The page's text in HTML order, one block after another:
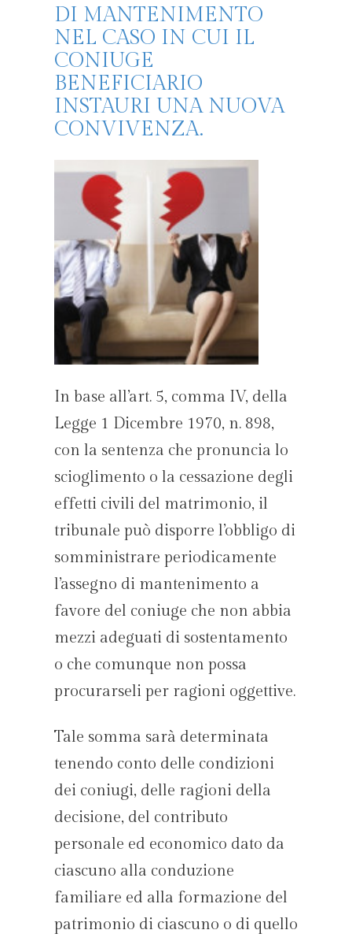
DI MANTENIMENTO
NEL CASO IN CUI IL
CONIUGE
BENEFICIARIO
INSTAURI UNA NUOVA
CONVIVENZA.
In base all’art. 5, comma IV, della
Legge 1 Dicembre 1970, n. 898,
con la sentenza che pronuncia lo
scioglimento o la cessazione degli
effetti civili del matrimonio, il
tribunale può disporre l’obbligo di
somministrare periodicamente
l’assegno di mantenimento a
favore del coniuge che non abbia
mezzi adeguati di sostentamento
o che comunque non possa
procurarseli per ragioni oggettive.
Tale somma sarà determinata
tenendo conto delle condizioni
dei coniugi, delle ragioni della
decisione, del contributo
personale ed economico dato da
ciascuno alla conduzione
familiare ed alla formazione del
patrimonio di ciascuno o di quello